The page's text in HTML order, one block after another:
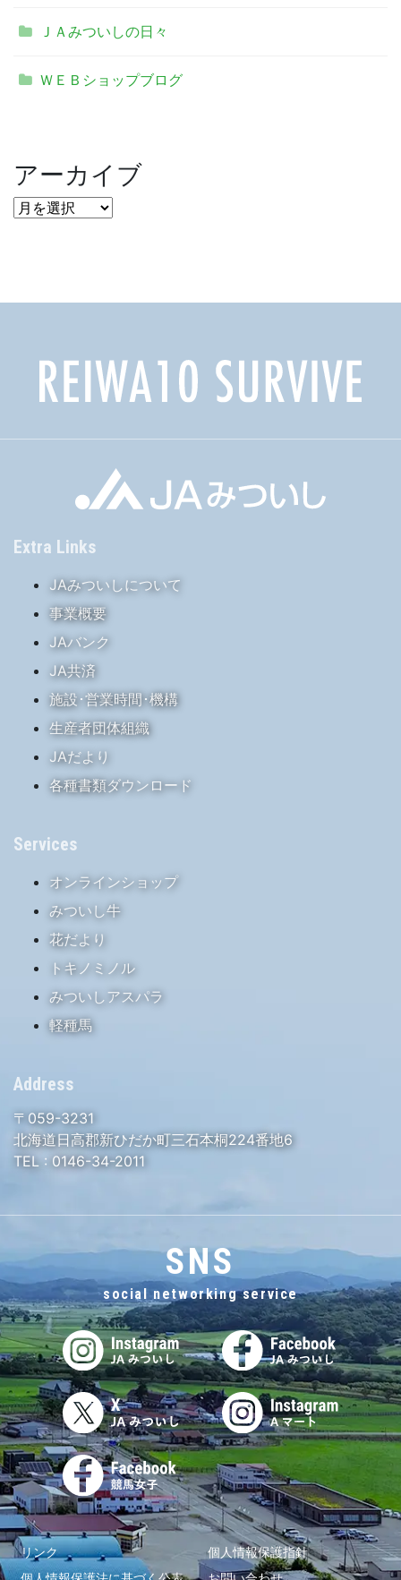
ＪＡみついしの日々
ＷＥＢショップブログ
アーカイブ
ア
Extra Links
JAみついしについて
事業概要
JAバンク
JA共済
施設･営業時間･機構
生産者団体組織
JAだより
各種書類ダウンロード
Services
オンラインショップ
みついし牛
花だより
トキノミノル
みついしアスパラ
軽種馬
Address
〒059-3231
北海道日高郡新ひだか町三石本桐224番地6
TEL : 0146-34-2011
SNS
social networking service
リンク
個人情報保護指針